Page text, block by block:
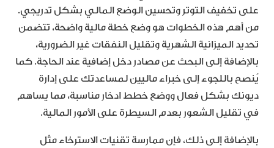
على تخفيف التوتر وتحسين الوضع المالي بشكل تدريجي.
من أهم هذه الخطوات هو وضع خطة مالية واضحة، تتضمن
تحديد الميزانية الشهرية وتقليل النفقات غير الضرورية،
بالإضافة إلى البحث عن مصادر دخل إضافية عند الحاجة. كما
يُنصح باللجوء إلى خبراء ماليين لمساعدتك على إدارة
ديونك بشكل فعال ووضع خطط ادخار مناسبة، مما يساهم
في تقليل الشعور بعدم السيطرة على الأمور المالية.
بالإضافة إلى ذلك، فإن ممارسة تقنيات الاسترخاء مثل